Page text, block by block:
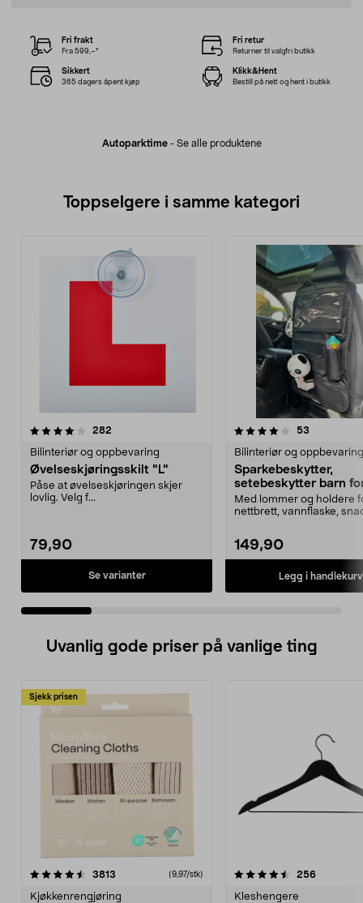
Autoparktime- Se alle produktene
Fri frakt
Fra 599,–*
Fri retur
Returner til valgfri butikk
Sikkert
365 dagers åpent kjøp
Klikk&Hent
Bestill på nett og hent i butikk
Toppselgere i samme kategori
282
Bilinteriør og oppbevaring
Øvelseskjøringsskilt "L"
Påse at øvelseskjøringen skjer
lovlig. Velg f...
79,90
Se varianter
4.0 av 5 stjerner 53
Bilinteriør og oppbevaring
Sparkebeskytter,
setebeskytter barn
med oppbevaring
Med lommer og holdere
nettbrett, vannflaske,
149,90
Legg i handlekurv
3.5 av 5 stjerner
Uvanlig gode priser på vanlige ting
Sjekk prisen
3813 anmeldelser(9,97/stk)
Kjøkkenrengjøring
4.5av 5 stjerner 256
Kleshengere
4.5av 5 stjerner